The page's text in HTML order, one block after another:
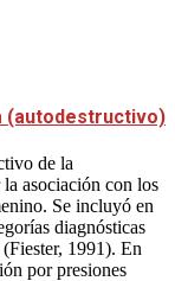
(autodestructivo)
de la
asociación con los
Se incluyó en
diagnósticas
1991). En
por presiones